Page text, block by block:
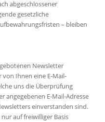
abgeschlossener
gesetzliche
– bleiben
Newsletter
Ihnen eine E-Mail-
uns die Überprüfung
angegebenen E-Mail-Adresse
einverstanden sind.
auf freiwilliger Basis